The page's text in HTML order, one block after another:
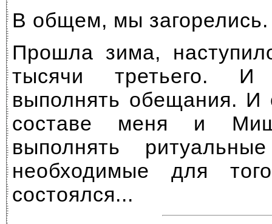
В общем, мы загорелись.
Прошла зима,
тысячи третьего.
выполнять обещания. И
составе меня и
выполнять
необходимые для
состоялся...